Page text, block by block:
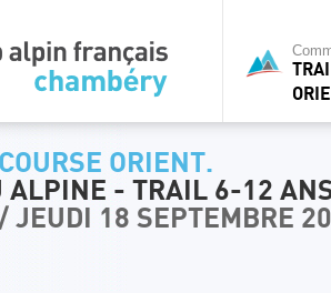
ORIENT.
ALPINE - TRAIL 6-12
JEUDI 18 SEPTEMBRE